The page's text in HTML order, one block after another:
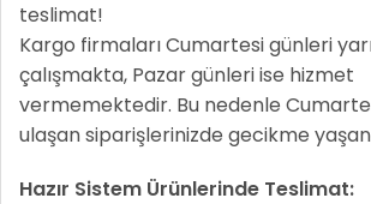
teslimat!
Kargo firmaları Cumartesi günleri
çalışmakta, Pazar günleri ise hizmet
vermemektedir. Bu nedenle
ulaşan siparişlerinizde gecikme
Hazır Sistem Ürünlerinde Teslimat: